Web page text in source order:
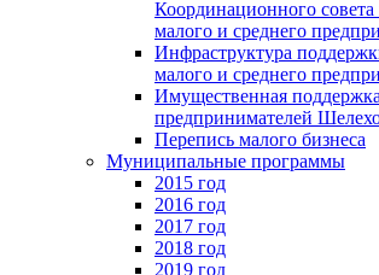
Координационного
малого и среднего
Инфраструктура
малого и среднего
Имущественная поддержка
предпринимателей
Перепись малого бизнеса
Муниципальные программы
2015 год
2016 год
2017 год
2018 год
2019 год